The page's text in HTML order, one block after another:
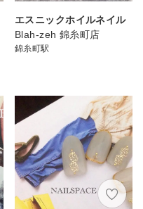
エスニックホイルネイル
Blah-zeh 錦糸町店
錦糸町駅